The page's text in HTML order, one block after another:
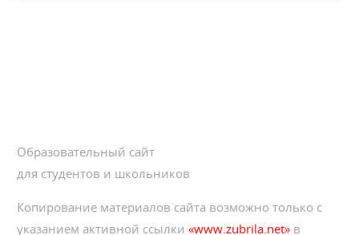
Образовательный сайт
для студентов и школьников
Копирование материалов сайта возможно только с
указанием активной ссылки«www.zubrila.net» в